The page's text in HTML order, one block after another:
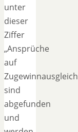
unter
dieser
Ziffer
„Ansprüche
auf
Zugewinnausgleich
sind
abgefunden
und